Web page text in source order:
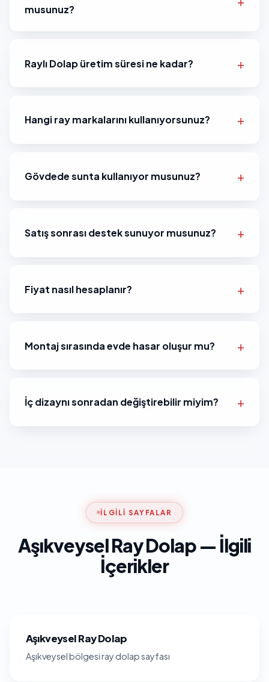
musunuz?
Raylı Dolap üretim süresi ne kadar?
Hangi ray markalarını kullanıyorsunuz?
Gövdede sunta kullanıyor musunuz?
Satış sonrası destek sunuyor musunuz?
Fiyat nasıl hesaplanır?
Montaj sırasında evde hasar oluşur mu?
İç dizaynı sonradan değiştirebilir miyim?
İLGILI SAYFALAR
Aşıkveysel Ray Dolap — İlgili
İçerikler
Aşıkveysel Ray Dolap
Aşıkveysel bölgesi ray dolap sayfası